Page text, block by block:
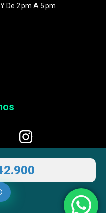
De 2 Pm A 5 Pm